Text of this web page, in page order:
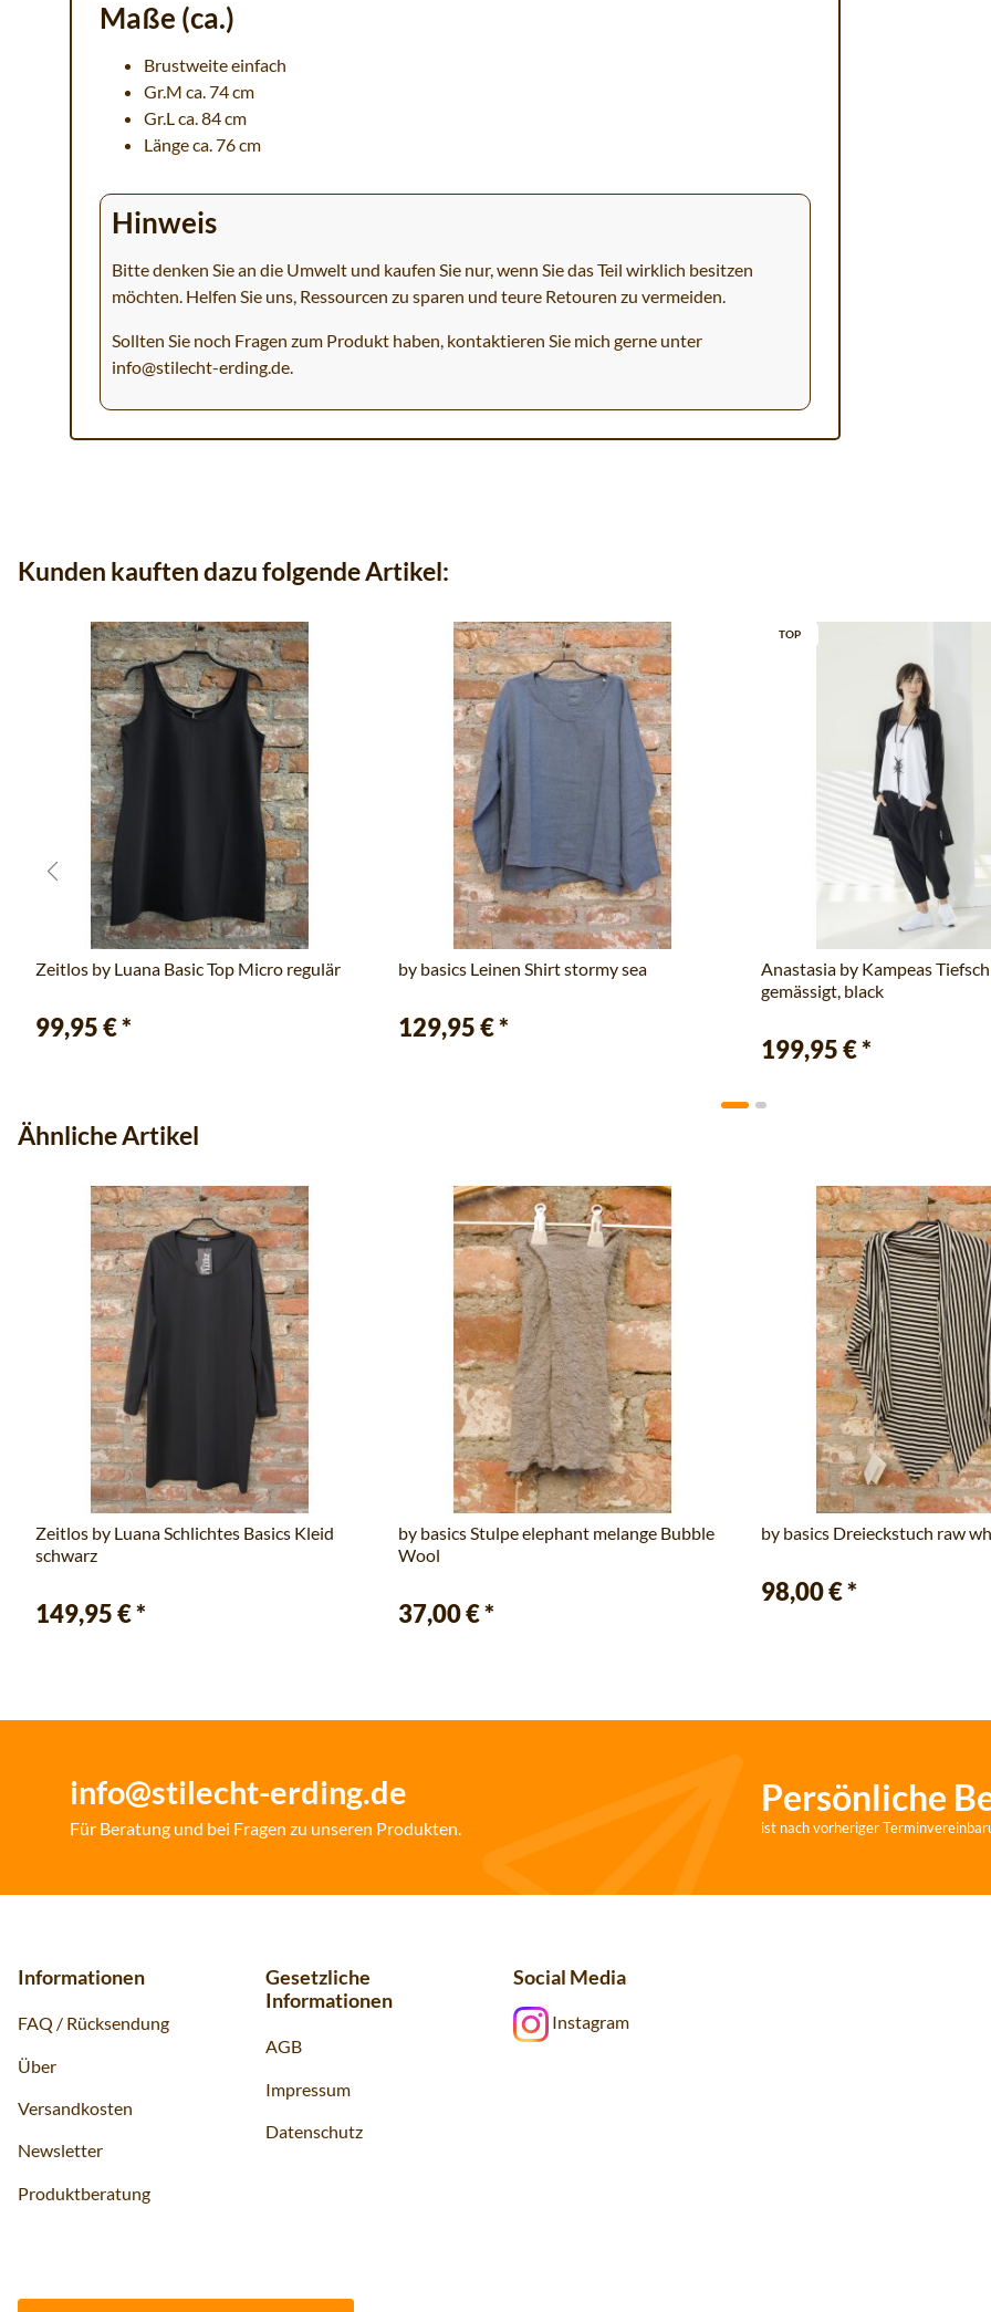
Maße (ca.)
Brustweite einfach
Gr.M ca. 74 cm
Gr.L ca. 84 cm
Länge ca. 76 cm
Hinweis
Bitte denken Sie an die Umwelt und kaufen Sie nur, wenn Sie das Teil wirklich besitzen
möchten. Helfen Sie uns, Ressourcen zu sparen und teure Retouren zu vermeiden.
Sollten Sie noch Fragen zum Produkt haben, kontaktieren Sie mich gerne unter
info@stilecht-erding.de.
Kunden kauften dazu folgende Artikel:
Zeitlos by Luana Basic Top Micro regulär
99,95 €*
by basics Leinen Shirt stormy sea
129,95 €*
TOP
Anastasia by Kampeas
gemässigt, black
199,95 €*
Ähnliche Artikel
Zeitlos by Luana Schlichtes Basics Kleid
schwarz
149,95 €*
by basics Stulpe elephant melange Bubble
Wool
37,00 €*
by basics Dreieckstuch raw
98,00 €*
info@stilecht-erding.de
Für Beratung und bei Fragen zu unseren Produkten.
Persönliche
ist nach vorheriger
Informationen
FAQ / Rücksendung
Über
Versandkosten
Newsletter
Produktberatung
Gesetzliche
Informationen
AGB
Impressum
Datenschutz
Social Media
Instagram